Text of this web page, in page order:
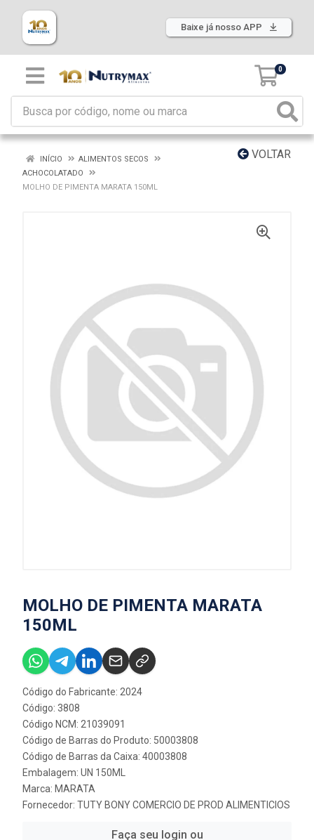
Baixe já nosso APP
0
VOLTAR
INÍCIO
ALIMENTOS SECOS
ACHOCOLATADO
MOLHO DE PIMENTA MARATA 150ML
MOLHO DE PIMENTA MARATA
150ML
Código do Fabricante: 2024
Código: 3808
Código NCM: 21039091
Código de Barras do Produto: 50003808
Código de Barras da Caixa: 40003808
Embalagem: UN 150ML
Marca: MARATA
Fornecedor: TUTY BONY COMERCIO DE PROD ALIMENTICIOS
Faça seu login ou